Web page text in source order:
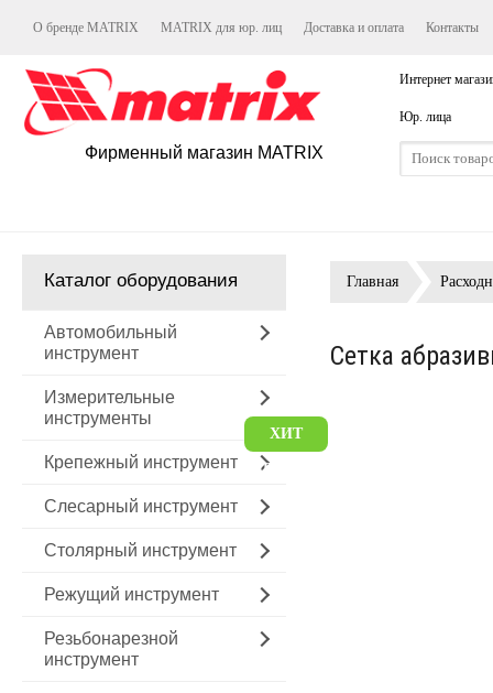
О бренде MATRIX MATRIX для юр. лиц Доставка и оплата Контакты
Фирменный магазин MATRIX
Интернет
Юр. лица
Каталог оборудования
Автомобильный
инструмент
Измерительные
инструменты
Крепежный инструмент
Слесарный инструмент
Столярный инструмент
Режущий инструмент
Резьбонарезной
инструмент
Главная
Сетка
ХИТ
ПРОДАЖ